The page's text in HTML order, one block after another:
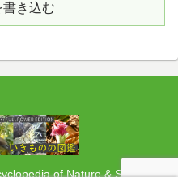
書き込む
of Nature & Species: